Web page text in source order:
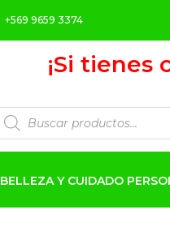
+569 9659 3374
¡Si tienes
BELLEZA Y CUIDADO